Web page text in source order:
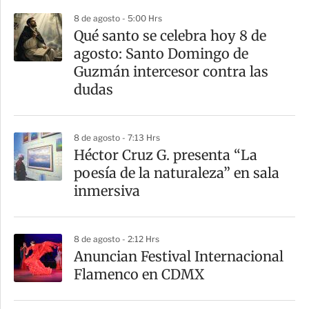
a
r
t
8 de agosto - 5:00 Hrs
Qué santo se celebra hoy 8 de
agosto: Santo Domingo de
Guzmán intercesor contra las
dudas
8 de agosto - 7:13 Hrs
Héctor Cruz G. presenta “La
poesía de la naturaleza” en sala
inmersiva
8 de agosto - 2:12 Hrs
Anuncian Festival Internacional
Flamenco en CDMX